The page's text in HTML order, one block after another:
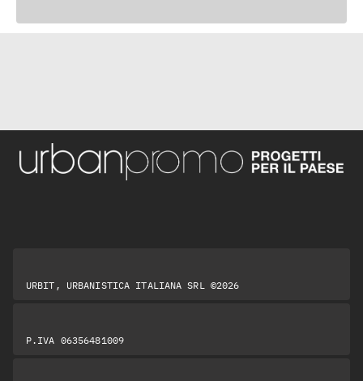
URBIT, URBANISTICA ITALIANA SRL ©2026
P.IVA 06356481009